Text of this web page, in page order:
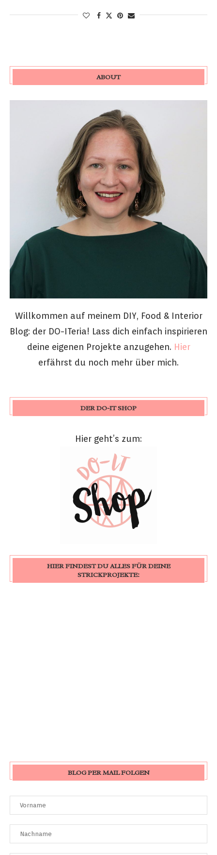
ABOUT
Willkommen auf meinem DIY, Food & Interior
Blog: der DO-ITeria! Lass dich einfach inspirieren
deine eigenen Projekte anzugehen. Hier
erfährst du noch mehr über mich.
DER DO-IT SHOP
Hier geht’s zum:
HIER FINDEST DU ALLES FÜR DEINE
STRICKPROJEKTE:
BLOG PER MAIL FOLGEN